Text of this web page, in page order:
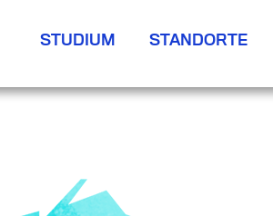
STUDIUM STANDORTE